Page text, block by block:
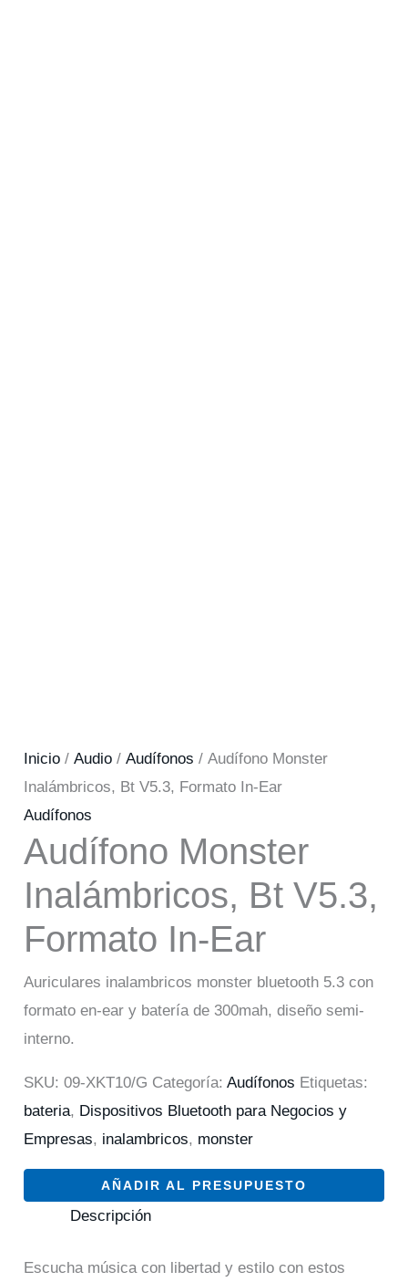
Inicio /Audio /Audífonos / Audífono Monster
Inalámbricos, Bt V5.3, Formato In-Ear
Audífonos
Audífono Monster
Inalámbricos, Bt V5.3,
Formato In-Ear
Auriculares inalambricos monster bluetooth 5.3 con
formato en-ear y batería de 300mah, diseño semi-
interno.
SKU:09-XKT10/G Categoría:Audífonos Etiquetas:
bateria, Dispositivos Bluetooth para Negocios y
Empresas, inalambricos, monster
AÑADIR AL PRESUPUESTO
Descripción
Escucha música con libertad y estilo con estos